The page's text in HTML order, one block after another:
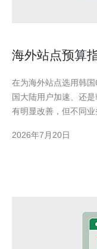
海外站点预算
在为海外站点选用韩
国大陆用户加速、还
有明显改善，但不同业
值安全（高防DDoS）
2026年7月20日